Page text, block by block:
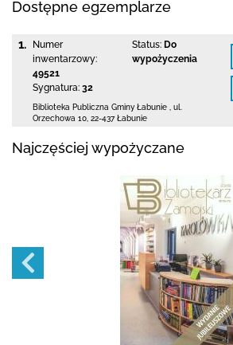
Dostępne egzemplarze
1.
Numer
inwentarzowy:
49521
Sygnatura: 32
Status: Do
wypożyczenia
Biblioteka Publiczna Gminy Łabunie
ul.
Orzechowa 10 22-437 Łabunie
Najczęściej wypożyczane